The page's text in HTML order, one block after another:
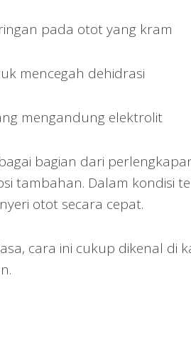
pada otot yang kram
mencegah dehidrasi
mengandung elektrolit
bagian dari
tambahan. Dalam kondisi
otot secara cepat.
cara ini cukup dikenal di